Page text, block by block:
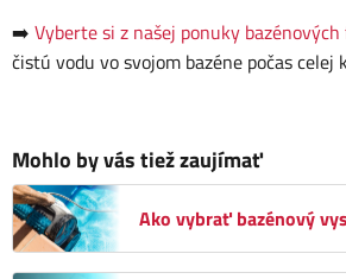
➡️ Vyberte si z našej ponuky
čistú vodu vo svojom bazéne počas celej
Mohlo by vás tiež zaujímať
Ako vybrať bazénový